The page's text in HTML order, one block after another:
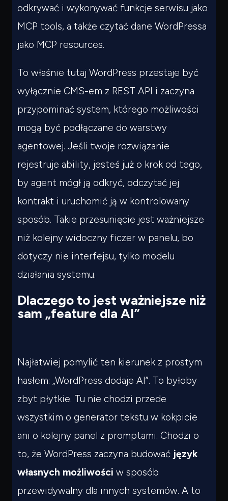
odkrywać i wykonywać funkcje serwisu jako
MCP tools, a także czytać dane WordPressa
jako MCP resources.
To właśnie tutaj WordPress przestaje być
wyłącznie CMS-em z REST API i zaczyna
przypominać system, którego możliwości
mogą być podłączane do warstwy
agentowej. Jeśli twoje rozwiązanie
rejestruje ability, jesteś już o krok od tego,
by agent mógł ją odkryć, odczytać jej
kontrakt i uruchomić ją w kontrolowany
sposób. Takie przesunięcie jest ważniejsze
niż kolejny widoczny ficzer w panelu, bo
dotyczy nie interfejsu, tylko modelu
działania systemu.
Dlaczego to jest ważniejsze niż
sam „feature dla AI”
Najłatwiej pomylić ten kierunek z prostym
hasłem: „WordPress dodaje AI”. To byłoby
zbyt płytkie. Tu nie chodzi przede
wszystkim o generator tekstu w kokpicie
ani o kolejny panel z promptami. Chodzi o
to, że WordPress zaczyna budować język
własnych możliwości w sposób
przewidywalny dla innych systemów. A to
Czego szukasz?
przeczytać.